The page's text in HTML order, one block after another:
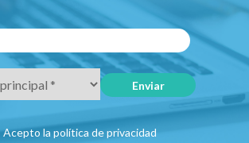
Acepto la política de privacidad